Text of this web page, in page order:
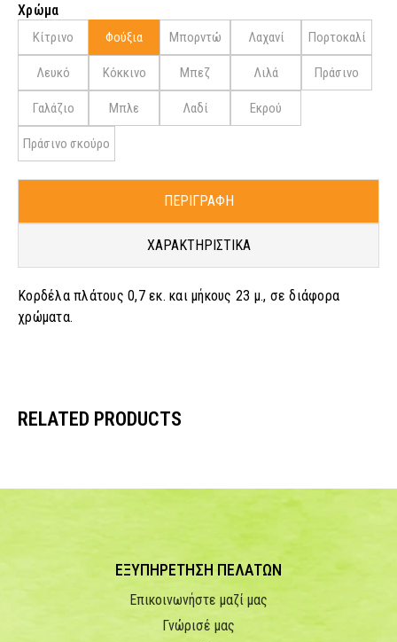
Χρώμα
Κίτρινο Φούξια Μπορντώ Λαχανί Πορτοκαλί
Λευκό Κόκκινο Μπεζ Λιλά Πράσινο
Γαλάζιο Μπλε Λαδί Εκρού
Πράσινο σκούρο
ΠΕΡΙΓΡΑΦΗ
ΧΑΡΑΚΤΗΡΙΣΤΙΚΑ
Κορδέλα πλάτους 0,7 εκ. και μήκους 23 μ., σε διάφορα
χρώματα.
RELATED PRODUCTS
ΕΞΥΠΗΡΕΤΗΣΗ ΠΕΛΑΤΩΝ
Επικοινωνήστε μαζί μας
Γνώρισέ μας